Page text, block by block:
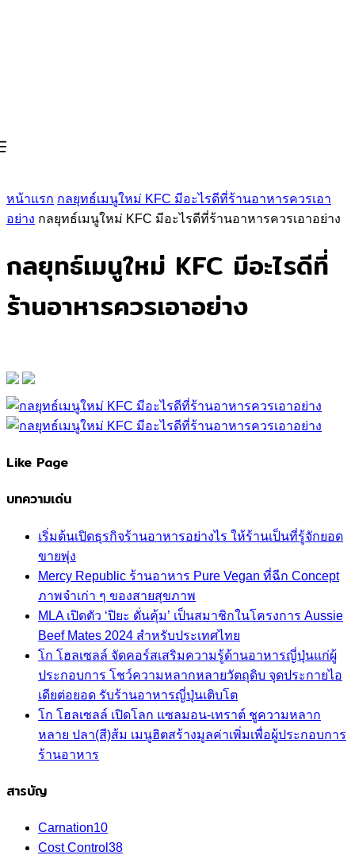
หน้าแรก กลยุทธ์เมนูใหม่ KFC มีอะไรดีที่ร้านอาหารควรเอา
อย่าง กลยุทธ์เมนูใหม่ KFC มีอะไรดีที่ร้านอาหารควรเอาอย่าง
กลยุทธ์เมนูใหม่ KFC มีอะไรดีที่
ร้านอาหารควรเอาอย่าง
Like Page
บทความเด่น
เริ่มต้นเปิดธุรกิจร้านอาหารอย่างไร ให้ร้านเป็นที่รู้จักยอด
ขายพุ่ง
Mercy Republic ร้านอาหาร Pure Vegan ที่ฉีก Concept
ภาพจำเก่า ๆ ของสายสุขภาพ
MLA เปิดตัว ‘ปิยะ ดั่นคุ้ม’ เป็นสมาชิกในโครงการ Aussie
Beef Mates 2024 สำหรับประเทศไทย
โก โฮลเซลล์ จัดคอร์สเสริมความรู้ด้านอาหารญี่ปุ่นแก่ผู้
ประกอบการ โชว์ความหลากหลายวัตถุดิบ จุดประกายไอ
เดียต่อยอด รับร้านอาหารญี่ปุ่นเติบโต
โก โฮลเซลล์ เปิดโลก แซลมอน-เทราต์ ชูความหลาก
หลาย ปลา(สี)ส้ม เมนูฮิตสร้างมูลค่าเพิ่มเพื่อผู้ประกอบการ
ร้านอาหาร
สารบัญ
Carnation10
Cost Control 38